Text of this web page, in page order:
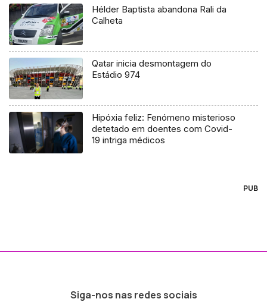
Hélder Baptista abandona Rali da
Calheta
Qatar inicia desmontagem do
Estádio 974
Hipóxia feliz: Fenómeno misterioso
detetado em doentes com Covid-
19 intriga médicos
PUB
Siga-nos nas redes sociais